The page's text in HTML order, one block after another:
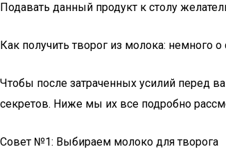
Подавать данный продукт к столу
Как получить творог из молока: немного о
Чтобы после затраченных усилий перед
секретов. Ниже мы их все подробно
Совет №1: Выбираем молоко для творога